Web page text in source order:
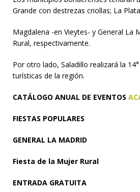
Grande con destrezas criollas; La
Magdalena -en Vieytes- y General La
Rural, respectivamente.
Por otro lado, Saladillo realizará la
turísticas de la región.
CATÁLOGO ANUAL DE EVENTOS
FIESTAS POPULARES
GENERAL LA MADRID
Fiesta de la Mujer Rural
ENTRADA GRATUITA